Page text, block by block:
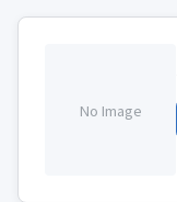
No Image